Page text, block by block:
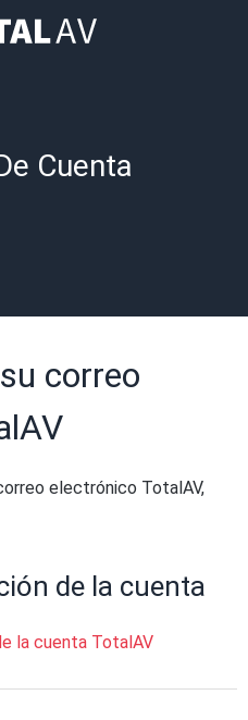
Cuenta
correo
electrónico TotalAV,
de la cuenta
la cuenta TotalAV